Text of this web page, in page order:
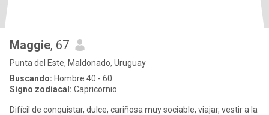
Maggie, 67
Punta del Este, Maldonado, Uruguay
Buscando: Hombre 40 - 60
Signo zodiacal: Capricornio
Difícil de conquistar, dulce, cariñosa muy sociable, viajar, vestir a la